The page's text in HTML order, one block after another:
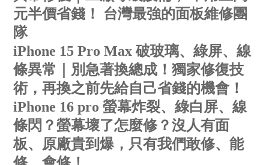
元半價省錢！ 台灣最強的面板維修團
隊
iPhone 15 Pro Max 破玻璃、綠屏、線
條異常｜別急著換總成！獨家修復技
術，再換之前先給自己省錢的機會！
iPhone 16 pro 螢幕炸裂、綠白屏、線
條閃？螢幕壞了怎麼修？沒人有面
板、原廠貴到爆，只有我們敢修、能